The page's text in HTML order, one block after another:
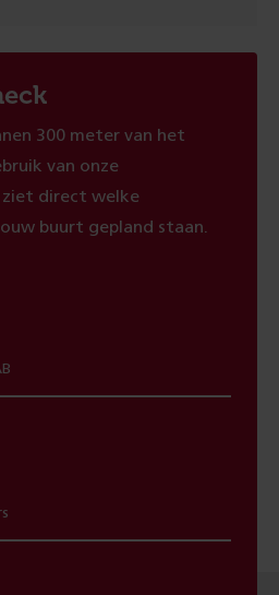
300 meter van het
van onze
ziet direct welke
buurt gepland staan.